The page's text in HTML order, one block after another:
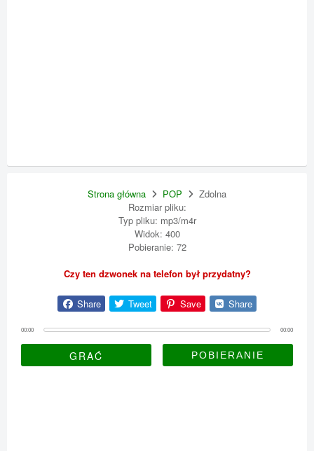
Strona główna POP
Zdolna
Rozmiar pliku:
Typ pliku: mp3/m4r
Widok: 400
Pobieranie: 72
Czy ten dzwonek na telefon był przydatny?
Share Tweet Save Share
00:00 00:00
GRAĆ